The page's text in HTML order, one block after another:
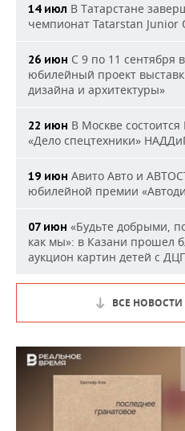
14 июл В Татарстане
чемпионат Tatarstan Junior
26 июн С 9 по 11 сентября
юбилейный проект
дизайна и архитектуры»
22 июн В Москве
«Дело спецтехники»
19 июн Авито Авто и
юбилейной премии
07 июн «Будьте добрыми,
как мы»: в Казани прошел
аукцион картин детей с
ВСЕ НОВОСТИ